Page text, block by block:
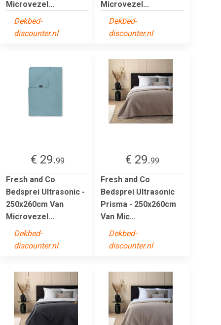
Microvezel...
Dekbed-
discounter.nl
Microvezel...
Dekbed-
discounter.nl
€ 29.99
Fresh and Co
Bedsprei Ultrasonic -
250x260cm Van
Microvezel...
Dekbed-
discounter.nl
€ 29.99
Fresh and Co
Bedsprei Ultrasonic
Prisma - 250x260cm
Van Mic...
Dekbed-
discounter.nl